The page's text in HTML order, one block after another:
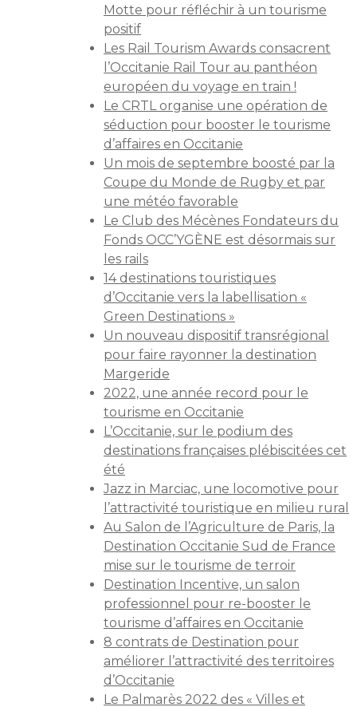
Motte pour réfléchir à un tourisme
positif
Les Rail Tourism Awards consacrent
l’Occitanie Rail Tour au panthéon
européen du voyage en train !
Le CRTL organise une opération de
séduction pour booster le tourisme
d’affaires en Occitanie
Un mois de septembre boosté par la
Coupe du Monde de Rugby et par
une météo favorable
Le Club des Mécènes Fondateurs du
Fonds OCC’YGÈNE est désormais sur
les rails
14 destinations touristiques
d’Occitanie vers la labellisation «
Green Destinations »
Un nouveau dispositif transrégional
pour faire rayonner la destination
Margeride
2022, une année record pour le
tourisme en Occitanie
L’Occitanie, sur le podium des
destinations françaises plébiscitées cet
été
Jazz in Marciac, une locomotive pour
l’attractivité touristique en milieu rural
Au Salon de l’Agriculture de Paris, la
Destination Occitanie Sud de France
mise sur le tourisme de terroir
Destination Incentive, un salon
professionnel pour re-booster le
tourisme d’affaires en Occitanie
8 contrats de Destination pour
améliorer l’attractivité des territoires
d’Occitanie
Le Palmarès 2022 des « Villes et